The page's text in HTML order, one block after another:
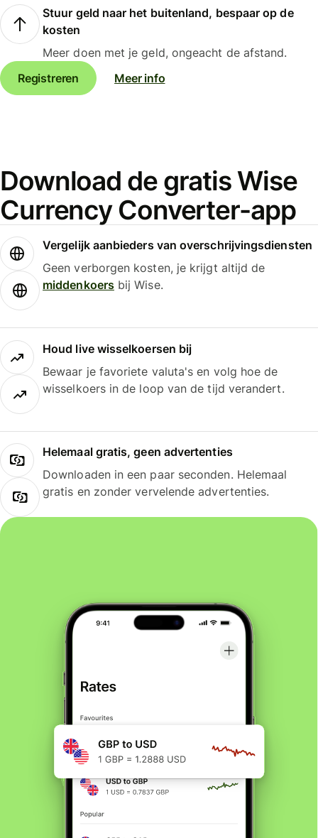
Stuur geld naar het buitenland, bespaar op de
kosten
Meer doen met je geld, ongeacht de afstand.
Registreren
Meer info
Download de gratis Wise
Currency Converter-app
Vergelijk aanbieders van overschrijvingsdiensten
Geen verborgen kosten, je krijgt altijd de
middenkoersbij Wise.
Houd live wisselkoersen bij
Bewaar je favoriete valuta's en volg hoe de
wisselkoers in de loop van de tijd verandert.
Helemaal gratis, geen advertenties
Downloaden in een paar seconden. Helemaal
gratis en zonder vervelende advertenties.